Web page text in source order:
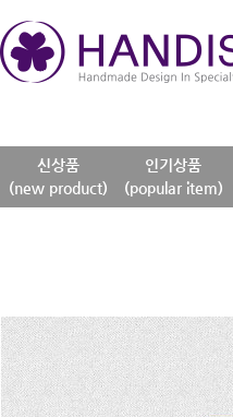
신상품
(new product)
인기상품
(popular item)